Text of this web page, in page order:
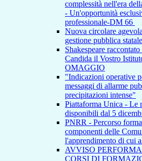
complessità nell'era
- Un'opportunità
professionale-DM 66
Nuova circolare
gestione pubblica
Shakespeare
Candida il Vostro
OMAGGIO
"Indicazioni operative
messaggi di allarme
precipitazioni intense"
Piattaforma Unica - Le
disponibili dal 5
PNRR - Percorso
componenti delle
l'apprendimento di cui
AVVISO
CORSI DI